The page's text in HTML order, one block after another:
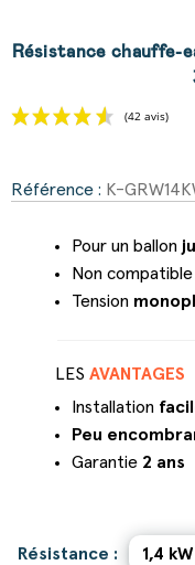
Résistance chauffe-
Référence : K-
Pour un ballon
Non
Tension
LES AVANTAGES
Installation
Peu
Garantie 2 ans
Résistance :